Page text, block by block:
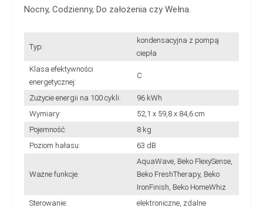
Nocny, Codzienny, Do założenia czy Wełna.
Typ:
kondensacyjna z pompą
ciepła
Klasa efektywności
energetycznej:
C
Zużycie energii na 100 cykli:
96 kWh
Wymiary:
52,1 x 59,8 x 84,6 cm
Pojemność:
8 kg
Poziom hałasu:
63 dB
Ważne funkcje:
AquaWave, Beko FlexySense,
Beko FreshTherapy, Beko
IronFinish, Beko HomeWhiz
Sterowanie:
elektroniczne, zdalne